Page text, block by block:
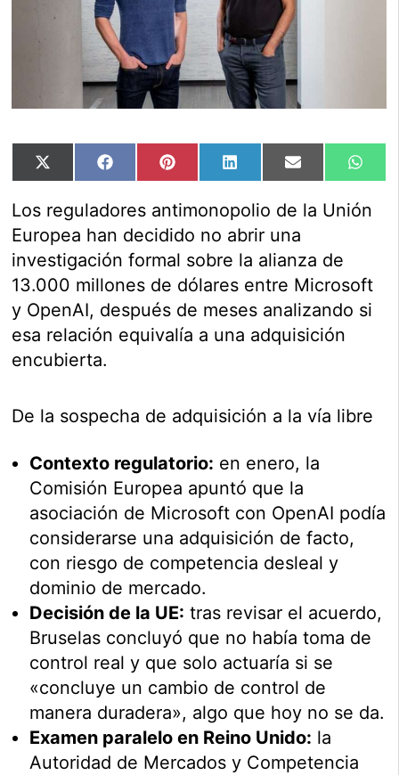
Compartir
en
X
Compartir
en
FacebookCompartir
en
PinterestCompartir
en
LinkedInCompartir
en
Email
en
Los reguladores antimonopolio de la Unión
Europea han decidido no abrir una
investigación formal sobre la alianza de
13.000 millones de dólares entre Microsoft
y OpenAI, después de meses analizando si
esa relación equivalía a una adquisición
encubierta.
De la sospecha de adquisición a la vía libre
Contexto regulatorio: en enero, la
Comisión Europea apuntó que la
asociación de Microsoft con OpenAI podía
considerarse una adquisición de facto,
con riesgo de competencia desleal y
dominio de mercado.
Decisión de la UE: tras revisar el acuerdo,
Bruselas concluyó que no había toma de
control real y que solo actuaría si se
«concluye un cambio de control de
manera duradera», algo que hoy no se da.
Examen paralelo en Reino Unido: la
Autoridad de Mercados y Competencia